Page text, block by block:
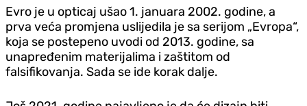
Evro je u opticaj ušao 1. januara 2002. godine, a
prva veća promjena uslijedila je sa serijom „Evropa“,
koja se postepeno uvodi od 2013. godine, sa
unapređenim materijalima i zaštitom od
falsifikovanja. Sada se ide korak dalje.